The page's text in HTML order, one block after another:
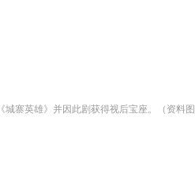
寨英雄》并因此剧获得视后宝座。（资料图